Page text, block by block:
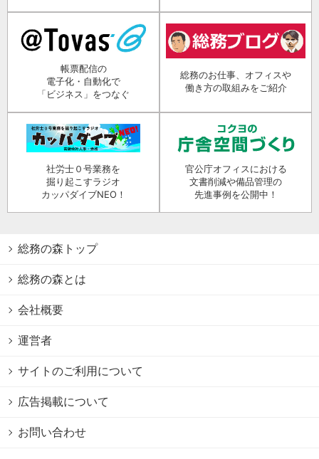
帳票配信の
電子化・自動化で
「ビジネス」をつなぐ
総務のお仕事、オフィスや
働き方の取組みをご紹介
社労士０号業務を
掘り起こすラジオ
カッパダイブNEO！
官公庁オフィスにおける
文書削減や備品管理の
先進事例を公開中！
総務の森トップ
総務の森とは
会社概要
運営者
サイトのご利用について
広告掲載について
お問い合わせ